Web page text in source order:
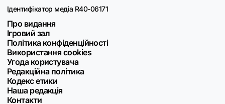
Ідентифікатор медіа R40-06171
Про видання
Ігровий зал
Політика конфіденційності
Використання cookies
Угода користувача
Редакційна політика
Кодекс етики
Наша редакція
Контакти